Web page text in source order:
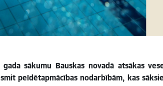
sākumu Bauskas novadā atsākas
peldētapmācības nodarbībām, kas